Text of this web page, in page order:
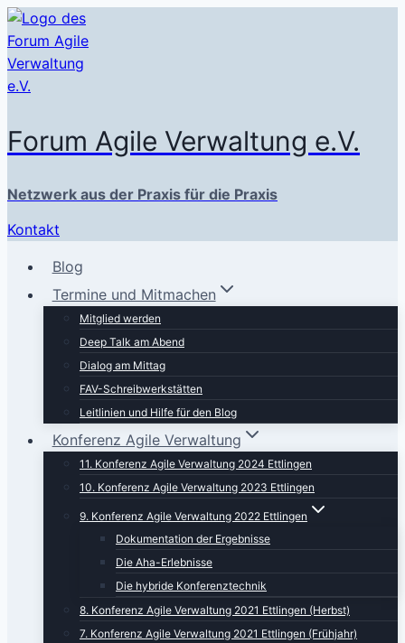
Zum
Inhalt
springen
Forum Agile Verwaltung e.V.
Netzwerk aus der Praxis für die Praxis
Kontakt
Blog
Termine und Mitmachen
Mitglied werden
Deep Talk am Abend
Dialog am Mittag
FAV-Schreibwerkstätten
Leitlinien und Hilfe für den Blog
Konferenz Agile Verwaltung
11. Konferenz Agile Verwaltung 2024 Ettlingen
10. Konferenz Agile Verwaltung 2023 Ettlingen
9. Konferenz Agile Verwaltung 2022 Ettlingen
Dokumentation der Ergebnisse
Die Aha-Erlebnisse
Die hybride Konferenztechnik
8. Konferenz Agile Verwaltung 2021 Ettlingen (Herbst)
7. Konferenz Agile Verwaltung 2021 Ettlingen (Frühjahr)